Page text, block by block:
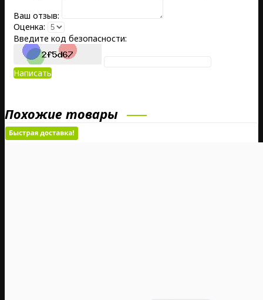
Ваш отзыв:
Оценка:
Введите код безопасности:
Написать
Похожие товары